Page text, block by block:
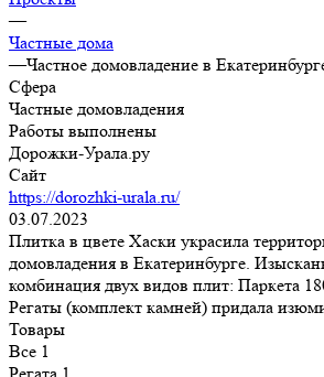
—
Частные дома
—Частное домовладение в
Сфера
Частные домовладения
Работы выполнены
Дорожки-Урала.ру
Сайт
https://dorozhki-urala.ru/
03.07.2023
Плитка в цвете Хаски украсила
домовладения в Екатеринбурге.
комбинация двух видов плит: Паркета
Регаты (комплект камней) придала
Товары
Все 1